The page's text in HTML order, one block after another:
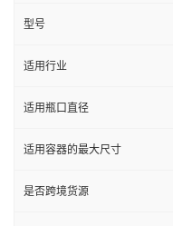
型号
适用行业
适用瓶口直径
适用容器的最大尺寸
是否跨境货源